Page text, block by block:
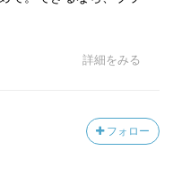
詳細をみる
フォロー